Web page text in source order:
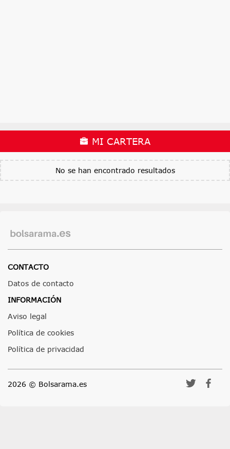
MI CARTERA
No se han encontrado resultados
CONTACTO
Datos de contacto
INFORMACIÓN
Aviso legal
Política de cookies
Política de privacidad
2026 © Bolsarama.es